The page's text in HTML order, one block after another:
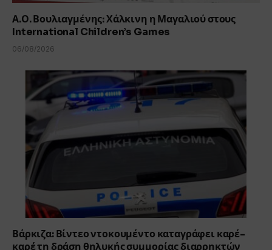
Α.Ο. Βουλιαγμένης: Χάλκινη η Μαγαλιού στους
International Children’s Games
06/08/2026
Βάρκιζα: Βίντεο ντοκουμέντο καταγράφει καρέ-
καρέ τη δράση θηλυκής συμμορίας διαρρηκτών